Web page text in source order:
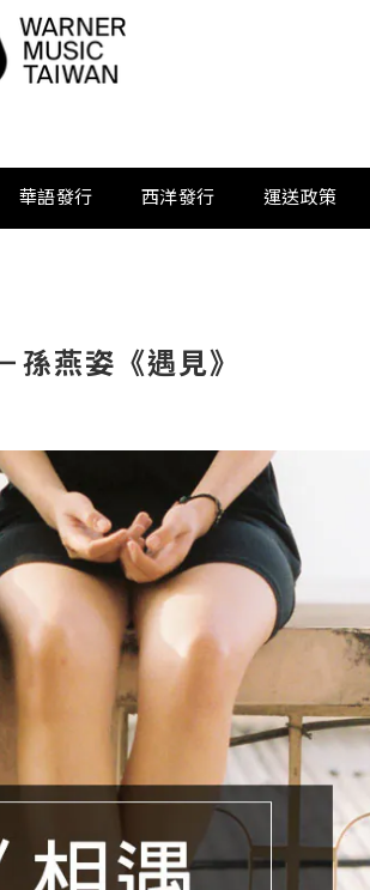
華語發行 西洋發行 運送政策
孫燕姿《遇見》